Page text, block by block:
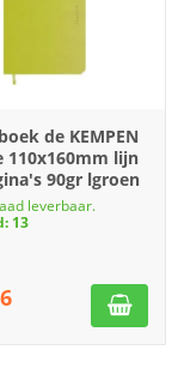
de KEMPEN
110x160mm lijn
90gr lgroen
leverbaar.
13